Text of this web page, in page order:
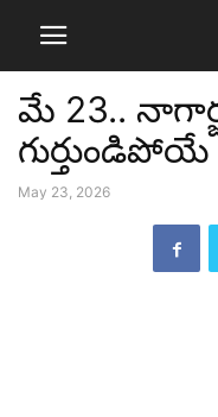
మే 23..
గుర్తుండిపోయే
May 23, 2026